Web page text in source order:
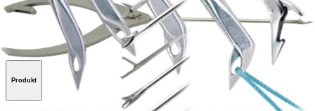
KnieEllenbogenSchulterendoprothetikHand und HandgelenkFuß
und SprunggelenkTraumaHüfteOrthobiologie Cardiothoracic
Wirbelsäule
Produkt